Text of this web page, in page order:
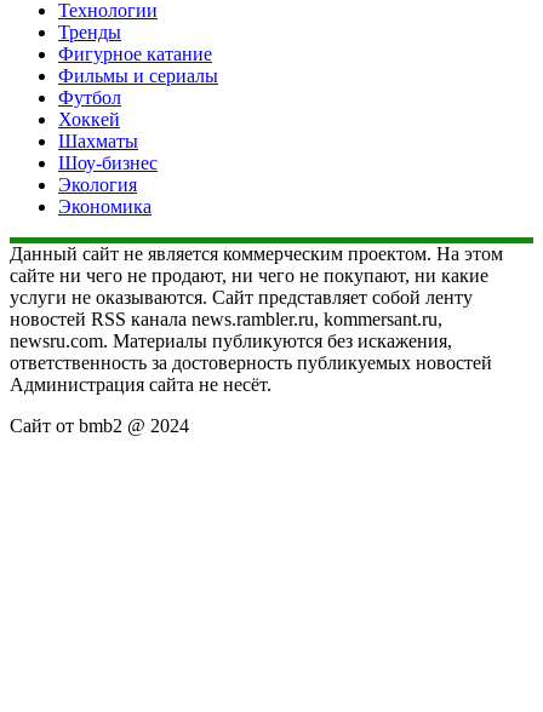
Технологии
Тренды
Фигурное катание
Фильмы и сериалы
Футбол
Хоккей
Шахматы
Шоу-бизнес
Экология
Экономика
Данный сайт не является коммерческим проектом. На этом
сайте ни чего не продают, ни чего не покупают, ни какие
услуги не оказываются. Сайт представляет собой ленту
новостей RSS канала news.rambler.ru, kommersant.ru,
newsru.com. Материалы публикуются без искажения,
ответственность за достоверность публикуемых новостей
Администрация сайта не несёт.
Сайт от bmb2 @ 2024